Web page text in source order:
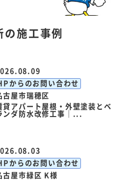
施工事例
からのお問い合わせ
古屋市瑞穂区
貸アパート屋根・外壁塗装とベ
ンダ防水改修工事｜...
からのお問い合わせ
古屋市緑区 K様